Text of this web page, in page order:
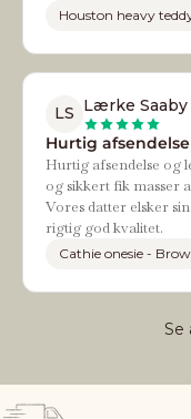
Houston heavy
LS Lærke Saaby
Hurtig
Hurtig afsendelse og
og sikkert fik masser
Vores datter elsker
rigtig god kvalitet.
Cathie onesie -
Se